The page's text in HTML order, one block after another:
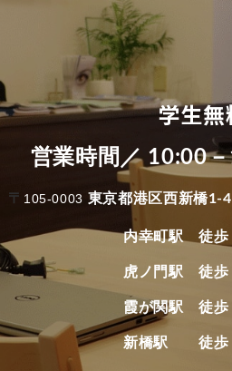
インターンシップ
学生無
営業時間／ 10:00
〒 105-0003 東京都港区西新橋1-
内幸町駅 徒歩
虎ノ門駅 徒歩
霞が関駅 徒歩
新橋駅 徒歩